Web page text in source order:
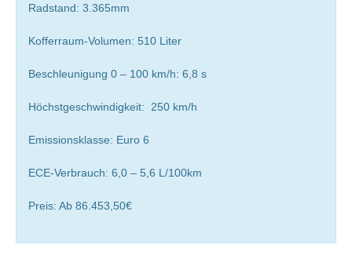
Radstand: 3.365mm
Kofferraum-Volumen: 510 Liter
Beschleunigung 0 – 100 km/h: 6,8 s
Höchstgeschwindigkeit: 250 km/h
Emissionsklasse: Euro 6
ECE-Verbrauch: 6,0 – 5,6 L/100km
Preis: Ab 86.453,50€